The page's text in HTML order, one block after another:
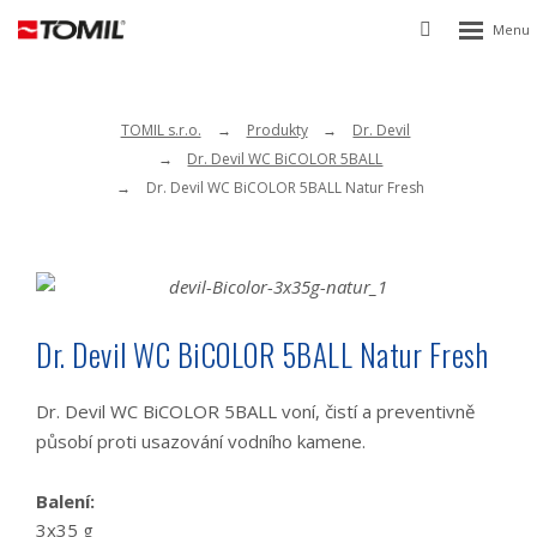
Vyhledávání
Rozbalení
TOMIL s.r.o. Produkty
Dr. Devil
Dr. Devil WC BiCOLOR 5BALL
Dr. Devil WC BiCOLOR 5BALL Natur Fresh
Dr. Devil WC BiCOLOR 5BALL Natur Fresh
Dr. Devil WC BiCOLOR 5BALL voní, čistí a preventivně
působí proti usazování vodního kamene.
Balení:
3x35 g